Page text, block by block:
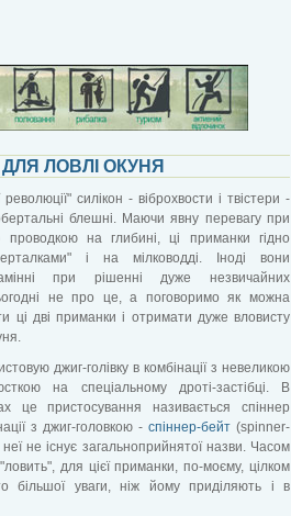
ЛОВЛІ ОКУНЯ
революції" силікон - віброхвости і твістери -
блешні. Маючи явну перевагу при
проводкою на глибині, ці приманки гідно
і на мілководді. Іноді вони
при рішенні дуже незвичайних
не про це, а поговоримо як можна
ці дві приманки і отримати дуже вловисту
джиг-голівку в комбінації з невеликою
на спеціальному дроті-застібці. В
це пристосування називається спіннер
з джиг-головкою - спіннер-бейт (spinner-
не існує загальноприйнятої назви. Часом
для цієї приманки, по-моєму, цілком
більшої уваги, ніж йому приділяють і в